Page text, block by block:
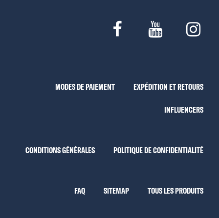
MODES DE PAIEMENT EXPÉDITION ET RETOURS
INFLUENCERS
CONDITIONS GÉNÉRALES POLITIQUE DE CONFIDENTIALITÉ
FAQ SITEMAP TOUS LES PRODUITS